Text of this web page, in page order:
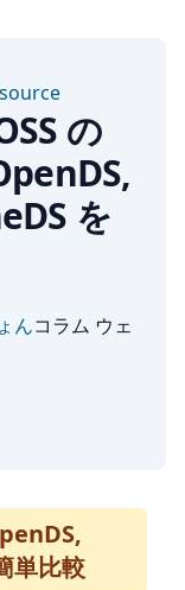
source
の
を
んコラム ウェ
単比較